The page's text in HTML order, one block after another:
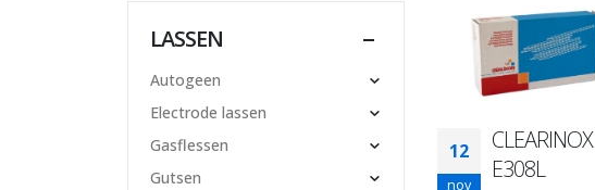
12
nov
CLEARINOX
E308L
LASSEN
Autogeen
Electrode lassen
Gasflessen
Gutsen